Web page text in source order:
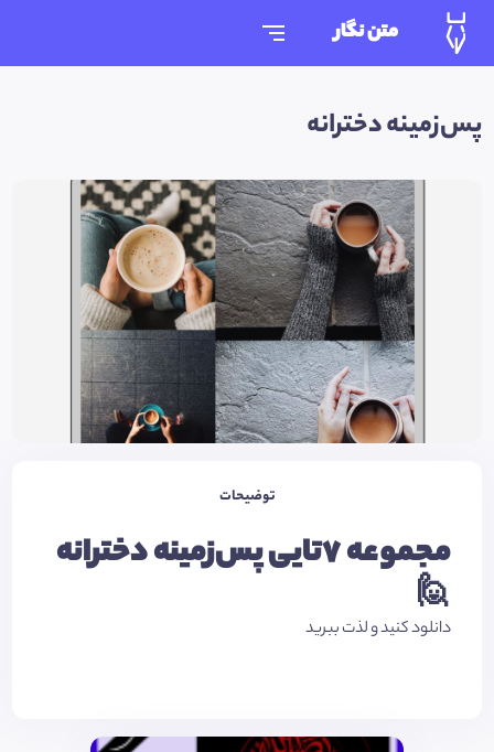
متن نگار
پس‌زمینه دخترانه
توضیحات
مجموعه 7تایی پس‌زمینه دخترانه
🙋
دانلود کنید و لذت ببرید